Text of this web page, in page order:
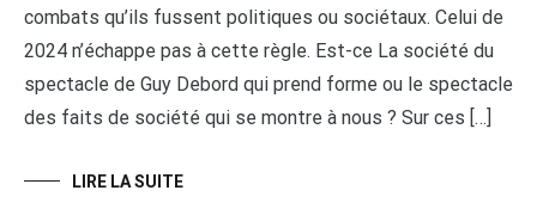
combats qu’ils fussent politiques ou sociétaux. Celui de
2024 n’échappe pas à cette règle. Est-ce La société du
spectacle de Guy Debord qui prend forme ou le spectacle
des faits de société qui se montre à nous ? Sur ces […]
LIRE LA SUITE